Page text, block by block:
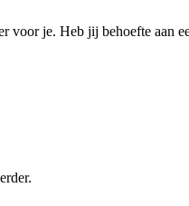
voor je. Heb jij behoefte aan